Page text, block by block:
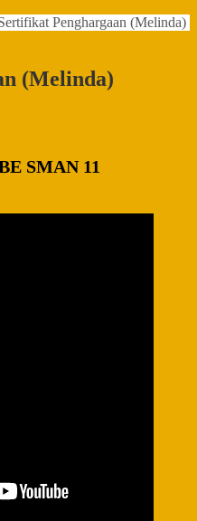
Penghargaan (Melinda)
(Melinda)
SMAN 11